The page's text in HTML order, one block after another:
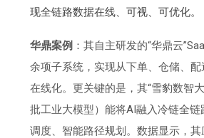
现全链路数据在线、可视、可优化。
华鼎案例 ：其自主研发的“华鼎云
余项子系统，实现从下单、仓储、
在线化。更关键的是，其“雪豹数智
批工业大模型）能将AI融入冷链全
调度、智能路径规划。数据显示，